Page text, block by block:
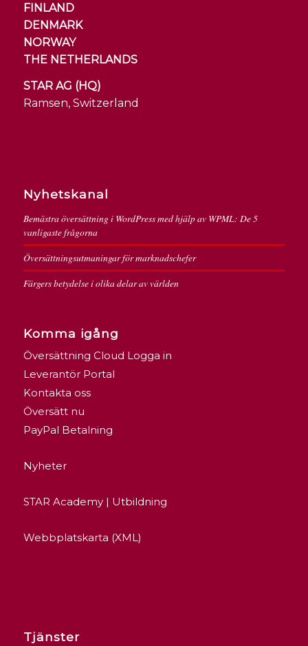
FINLAND
DENMARK
NORWAY
THE NETHERLANDS
STAR AG (HQ)
Ramsen, Switzerland
Nyhetskanal
Bemästra översättning i WordPress med hjälp av WPML: De 5
vanligaste frågorna
Översättningsutmaningar för marknadschefer
Färgers betydelse i olika delar av världen
Komma igång
Översättning Cloud Logga in
Leverantör Portal
Kontakta oss
Översätt nu
PayPal Betalning
Nyheter
STAR Academy | Utbildning
Webbplatskarta (XML)
Tjänster